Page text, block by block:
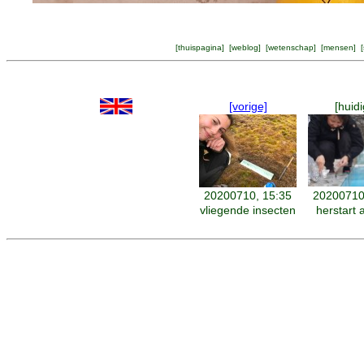
[thuispagina] [weblog] [wetenschap] [mensen] [
[vorige]
20200710, 15:35
vliegende insecten
herstart